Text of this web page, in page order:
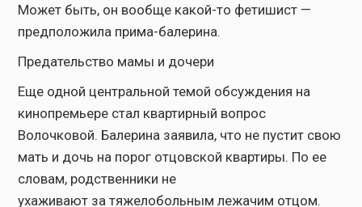
Может быть, он вообще какой-то фетишист —
предположила прима-балерина.
Предательство мамы и дочери
Еще одной центральной темой обсуждения на
кинопремьере стал квартирный вопрос
Волочковой. Балерина заявила, что не пустит свою
мать и дочь на порог отцовской квартиры. По ее
словам, родственники не
ухаживают за тяжелобольным лежачим отцом.